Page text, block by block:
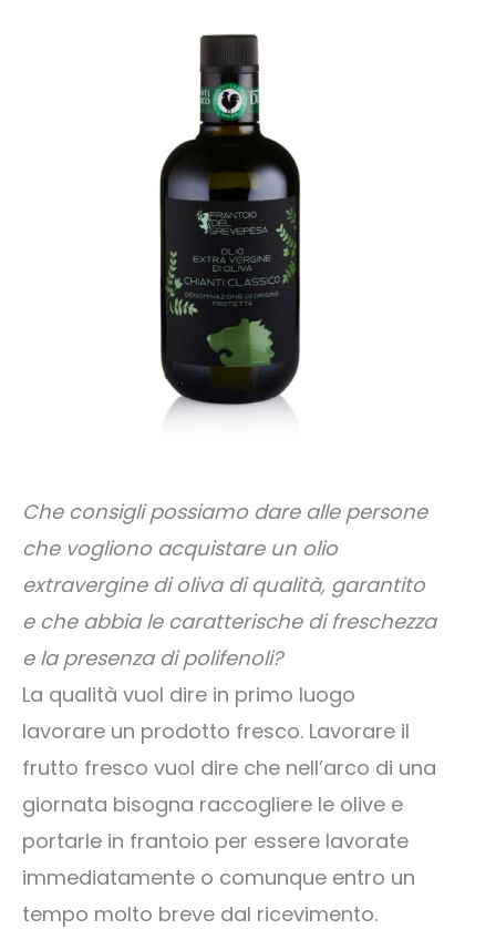
Che consigli possiamo dare alle persone
che vogliono acquistare un olio
extravergine di oliva di qualità, garantito
e che abbia le caratterische di freschezza
e la presenza di polifenoli?
La qualità vuol dire in primo luogo
lavorare un prodotto fresco. Lavorare il
frutto fresco vuol dire che nell’arco di una
giornata bisogna raccogliere le olive e
portarle in frantoio per essere lavorate
immediatamente o comunque entro un
tempo molto breve dal ricevimento.